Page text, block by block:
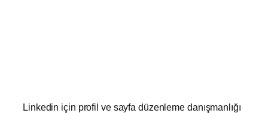
Linkedin için profil ve sayfa düzenleme danışmanlığı